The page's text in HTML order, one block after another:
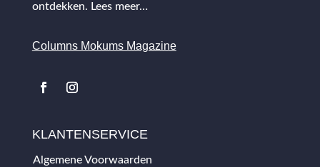
ontdekken. Lees meer…
Columns Mokums Magazine
KLANTENSERVICE
Algemene Voorwaarden